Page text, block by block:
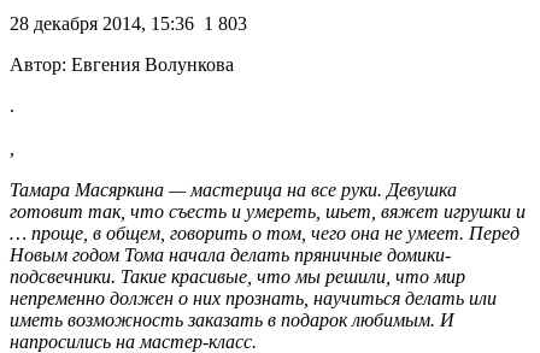
28 декабря 2014, 15:36 1 803
Автор: Евгения Волункова
.
,
Тамара Масяркина — мастерица на все руки. Девушка
готовит так, что съесть и умереть, шьет, вяжет игрушки и
… проще, в общем, говорить о том, чего она не умеет. Перед
Новым годом Тома начала делать пряничные домики-
подсвечники. Такие красивые, что мы решили, что мир
непременно должен о них прознать, научиться делать или
иметь возможность заказать в подарок любимым. И
напросились на мастер-класс.